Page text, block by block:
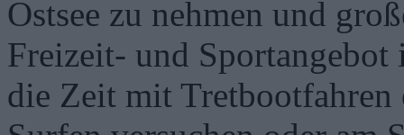
Ostsee zu nehmen und
Freizeit- und Sportangebot
die Zeit mit